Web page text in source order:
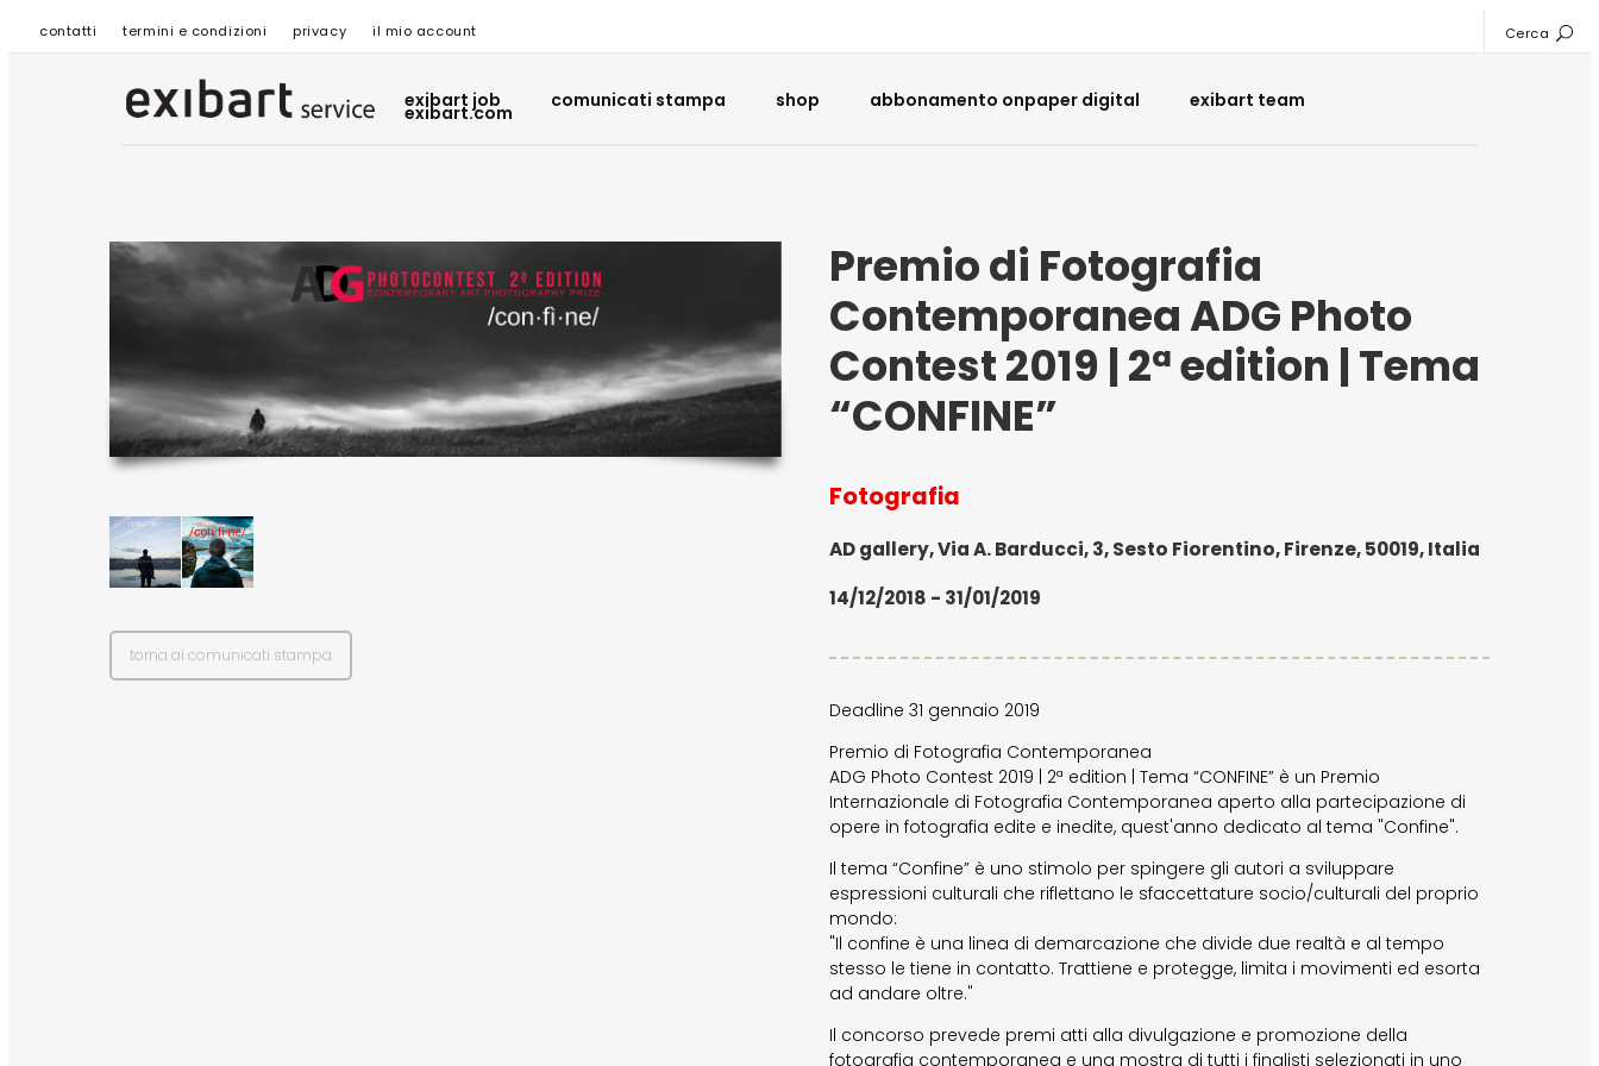
contatti termini e condizioni privacy il mio account Cerca
exibart job comunicati stampa shop abbonamento onpaper digital exibart team
exibart.com
torna ai comunicati stampa
Premio di Fotografia
Contemporanea ADG Photo
Contest 2019 | 2ª edition | Tema
“CONFINE”
Fotografia
AD gallery, Via A. Barducci, 3, Sesto Fiorentino, Firenze, 50019, Italia
14/12/2018 - 31/01/2019
Deadline 31 gennaio 2019
Premio di Fotografia Contemporanea
ADG Photo Contest 2019 | 2ª edition | Tema “CONFINE” è un Premio
Internazionale di Fotografia Contemporanea aperto alla partecipazione di
opere in fotografia edite e inedite, quest'anno dedicato al tema "Confine".
Il tema “Confine” è uno stimolo per spingere gli autori a sviluppare
espressioni culturali che riflettano le sfaccettature socio/culturali del proprio
mondo:
"Il confine è una linea di demarcazione che divide due realtà e al tempo
stesso le tiene in contatto. Trattiene e protegge, limita i movimenti ed esorta
ad andare oltre."
Il concorso prevede premi atti alla divulgazione e promozione della
fotografia contemporanea e una mostra di tutti i finalisti selezionati in uno